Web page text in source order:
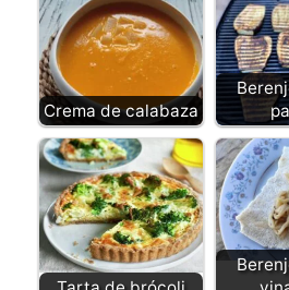
Crema de calabaza